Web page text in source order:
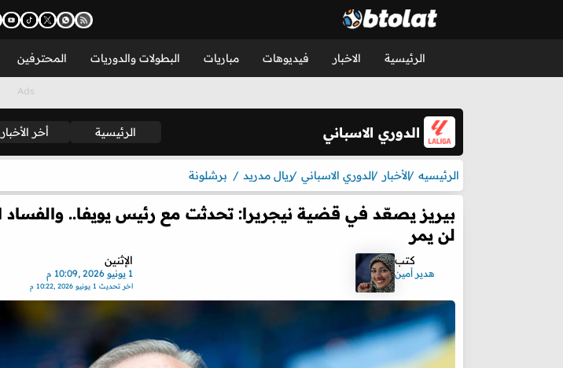
الرئيسية الاخبار فيديوهات مباريات البطولات والدوريات المحترفين
الدوري الاسباني الرئيسية أخر الأخبار
الرئيسيه الأخبار الدوري الاسباني ريال مدريد برشلونة
بيريز يصعّد في قضية نيجريرا: تحدثت مع رئيس يويفا.. والفساد
لن يمر
كتب
هدير أمين
الإثنين
1 يونيو 2026 ,10:09 م
اخر تحديث 1 يونيو 2026 ,10:22 م